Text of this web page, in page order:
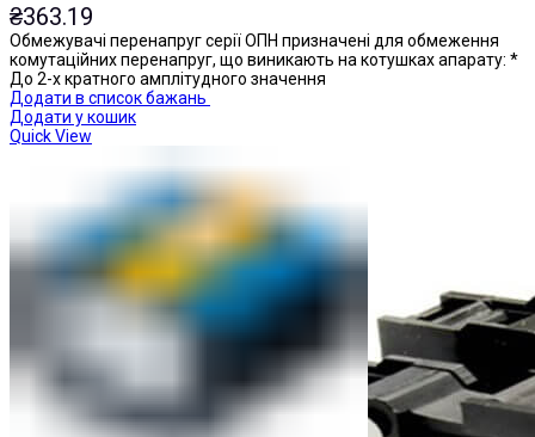
₴363.19
Обмежувачі перенапруг серії ОПН призначені для обмеження
комутаційних перенапруг, що виникають на котушках апарату: *
До 2-х кратного амплітудного значення
Додати в список бажань
Додати у кошик
Quick View